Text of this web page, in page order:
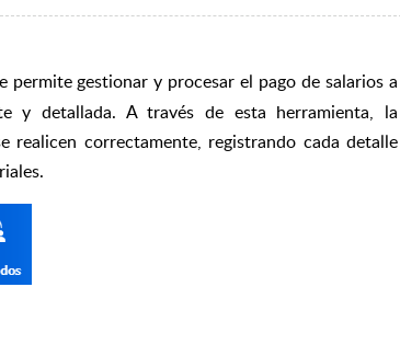
permite gestionar y procesar el pago de salarios a
y detallada. A través de esta herramienta, la
realicen correctamente, registrando cada detalle